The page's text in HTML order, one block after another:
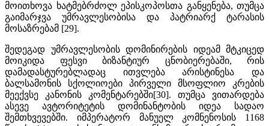
მოითხოვა ხატმებრძოლ ეპისკოპოსთა განყენება, თუმცა
გაიმარჯვა უმრავლესობისა და პატრიარქ ტარასის
მოსაზრებამ [29].
შედეგად უმრავლესობის დომინირების იდეამ მტკიცედ
მოიკიდა ფესვი ბიზანტიურ ცნობიერებაში, რის
დამადასტურებლადაც ითვლება არისტინესა და
ბალსამონის სქოლიოები პირველი მსოფლიო კრების
მეექვსე კანონის კომენტარებში[30]. თუმცა ვითარდება
ასევე ავტორიტეტის დომინანტობის იდეა სადაო
შემთხვევებში. იმპერატორ მანუელ კომნენოსის 1168